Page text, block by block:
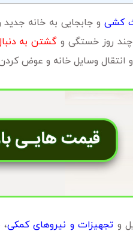
کشیو جابجایی به خانه
روز خستگی و گشتن به
وسایل خانه و عوض
و تجهیزات و نیروهای کمکی